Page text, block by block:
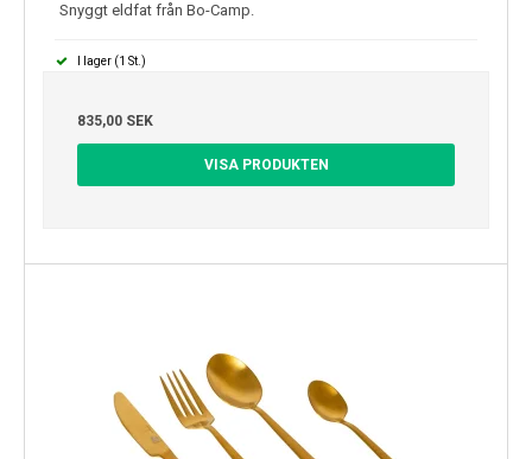
Snyggt eldfat från Bo-Camp.
I lager (1 St.)
835,00 SEK
VISA PRODUKTEN